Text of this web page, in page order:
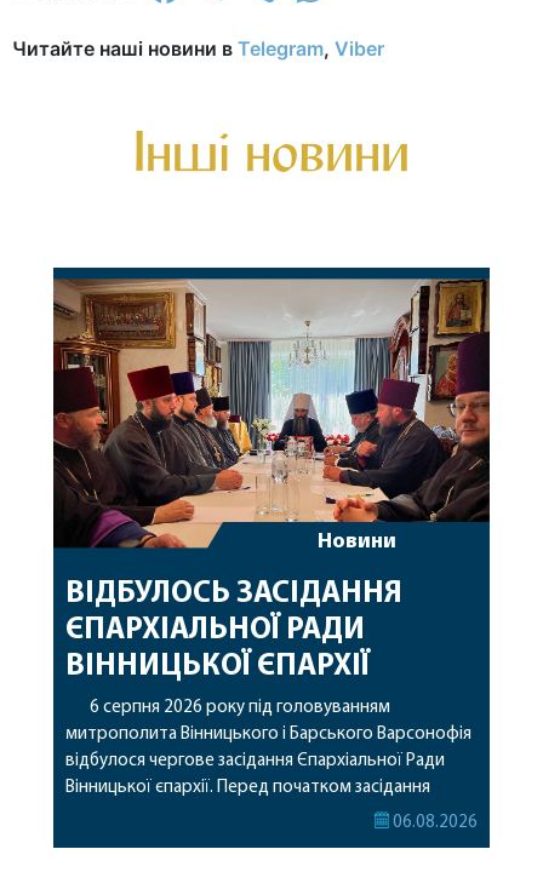
Читайте наші новини в Telegram, Viber
Інші новини
Новини
ВІДБУЛОСЬ ЗАСІДАННЯ
ЄПАРХІАЛЬНОЇ РАДИ
ВІННИЦЬКОЇ ЄПАРХІЇ
6 серпня 2026 року під головуванням
митрополита Вінницького і Барського Варсонофія
відбулося чергове засідання Єпархіальної Ради
Вінницької єпархії. Перед початком засідання
секретар Єпархіальної Ради від імені членів Ради
06.08.2026